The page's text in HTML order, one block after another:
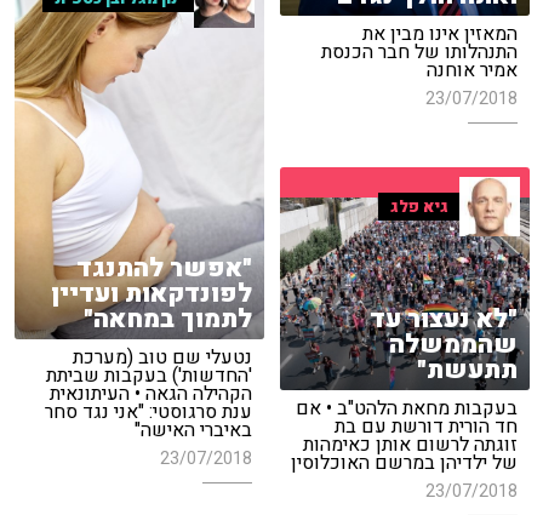
המאזין אינו מבין את
התנהלותו של חבר הכנסת
אמיר אוחנה
23/07/2018
"אפשר להתנגד
לפונדקאות ועדיין
לתמוך במחאה"
נטעלי שם טוב (מערכת
'החדשות') בעקבות שביתת
הקהילה הגאה • העיתונאית
ענת סרגוסטי: "אני נגד סחר
באיברי האישה"
23/07/2018
גיא פלג
"לא נעצור עד
שהממשלה
תתעשת"
בעקבות מחאת הלהט"ב • אם
חד הורית דורשת עם בת
זוגתה לרשום אותן כאימהות
של ילדיהן במרשם האוכלוסין
23/07/2018